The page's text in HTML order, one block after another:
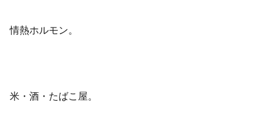
情熱ホルモン。
米・酒・たばこ屋。